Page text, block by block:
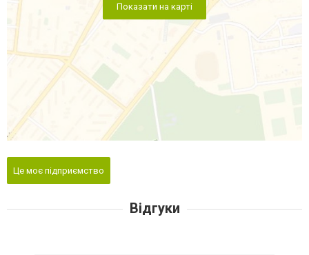
Показати на карті
Це моє підприємство
Відгуки